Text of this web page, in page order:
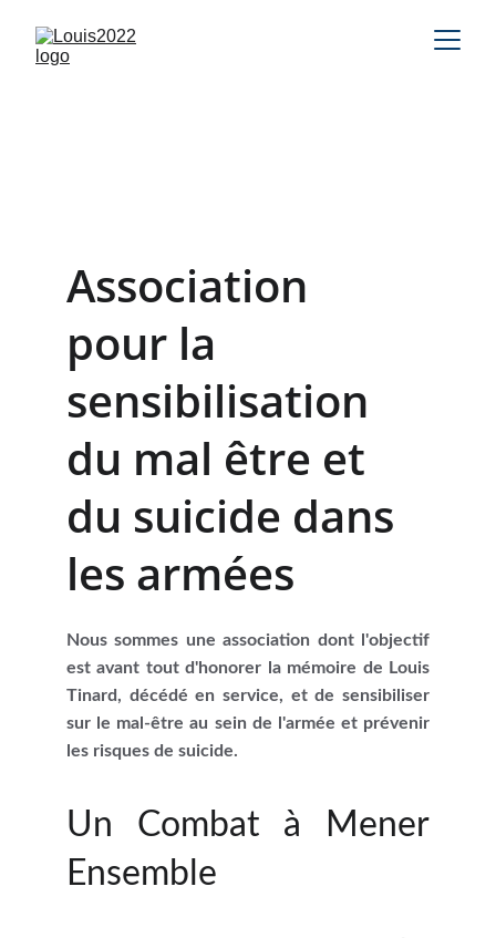
Association
pour la
sensibilisation
du mal être et
du suicide dans
les armées
Nous sommes une association dont l'objectif
est avant tout d'honorer la mémoire de Louis
Tinard, décédé en service, et de sensibiliser
sur le mal-être au sein de l'armée et prévenir
les risques de suicide.
Un Combat à Mener
Ensemble